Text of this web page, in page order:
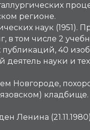
регионе.
наук (1951).
в том числе 2
40
деятель науки и
Новгороде,
кладбище.
Ленина